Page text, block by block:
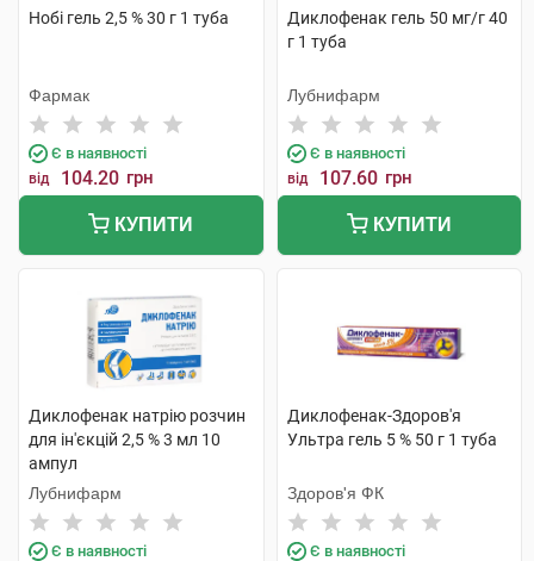
Нобі гель 2,5 % 30 г 1 туба
Фармак
Є в наявності
від 104.20 грн
КУПИТИ
Диклофенак гель 50 мг/г 40
г 1 туба
Лубнифарм
Є в наявності
від 107.60 грн
КУПИТИ
Диклофенак натрію розчин
для ін'єкцій 2,5 % 3 мл 10
ампул
Лубнифарм
Є в наявності
Диклофенак-Здоров'я
Ультра гель 5 % 50 г 1 туба
Здоров'я ФК
Є в наявності